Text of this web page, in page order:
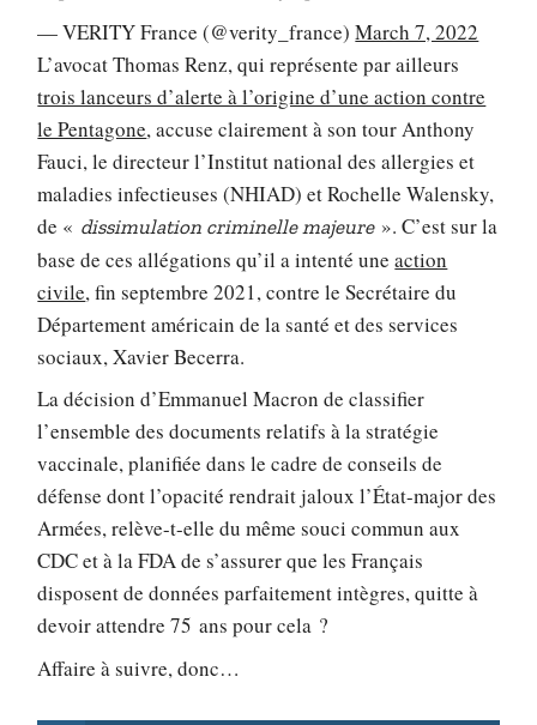
— VERITY France (@verity_france)March 7, 2022
L’avocat Thomas Renz, qui représente par ailleurs
trois lanceurs d’alerte à l’origine d’une action contre
le Pentagone, accuse clairement à son tour Anthony
Fauci, le directeur l’Institut national des allergies et
maladies infectieuses (NHIAD) et Rochelle Walensky,
de « dissimulation criminelle majeure». C’est sur la
base de ces allégations qu’il a intenté uneaction
civile, fin septembre 2021, contre le Secrétaire du
Département américain de la santé et des services
sociaux, Xavier Becerra.
La décision d’Emmanuel Macron de classifier
l’ensemble des documents relatifs à la stratégie
vaccinale, planifiée dans le cadre de conseils de
défense dont l’opacité rendrait jaloux l’État-major des
Armées, relève-t-elle du même souci commun aux
CDC et à la FDA de s’assurer que les Français
disposent de données parfaitement intègres, quitte à
devoir attendre 75 ans pour cela ?
Affaire à suivre, donc…